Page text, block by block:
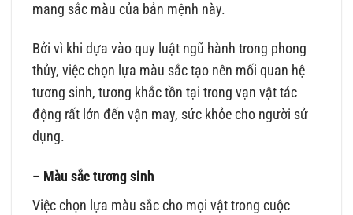
mang sắc màu của bản mệnh này.
Bởi vì khi dựa vào quy luật ngũ hành trong phong
thủy, việc chọn lựa màu sắc tạo nên mối quan hệ
tương sinh, tương khắc tồn tại trong vạn vật tác
động rất lớn đến vận may, sức khỏe cho người sử
dụng.
– Màu sắc tương sinh
Việc chọn lựa màu sắc cho mọi vật trong cuộc